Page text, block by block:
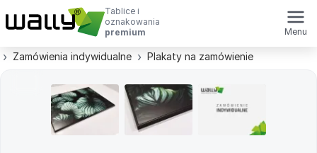
Tablice i
oznakowania
premium
Menu
Zamówienia indywidualne Plakaty na zamówienie